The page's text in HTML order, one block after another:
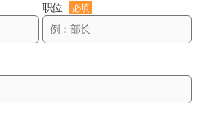
职位 必填